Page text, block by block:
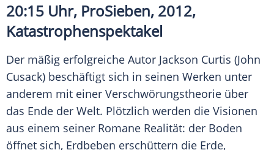
20:15 Uhr, ProSieben, 2012,
Katastrophenspektakel
Der mäßig erfolgreiche Autor Jackson Curtis (John
Cusack) beschäftigt sich in seinen Werken unter
anderem mit einer Verschwörungstheorie über
das Ende der Welt. Plötzlich werden die Visionen
aus einem seiner Romane Realität: der Boden
öffnet sich, Erdbeben erschüttern die Erde,